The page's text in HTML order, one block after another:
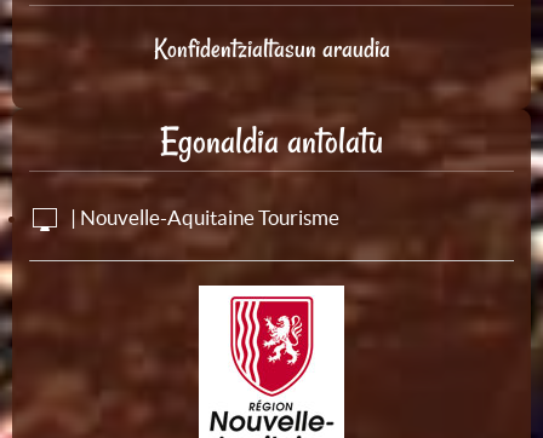
Konfidentzialtasun araudia
Egonaldia antolatu
| Nouvelle-Aquitaine Tourisme